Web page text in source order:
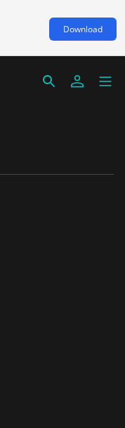
Download